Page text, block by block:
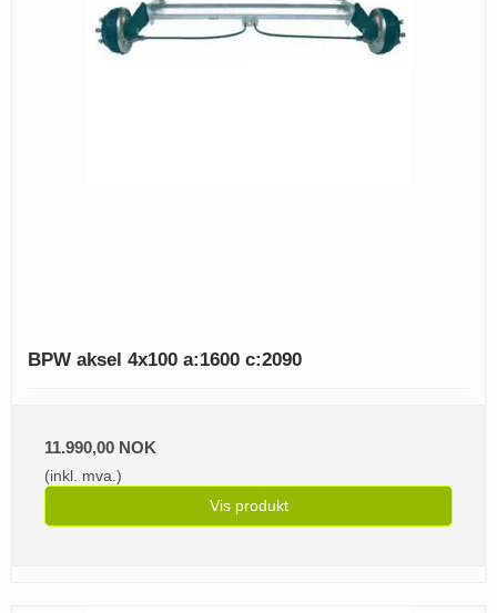
BPW aksel 4x100 a:1600 c:2090
11.990,00 NOK
(inkl. mva.)
Vis produkt